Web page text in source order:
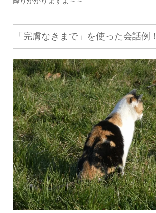
「完膚なきまで」を使った会話例！